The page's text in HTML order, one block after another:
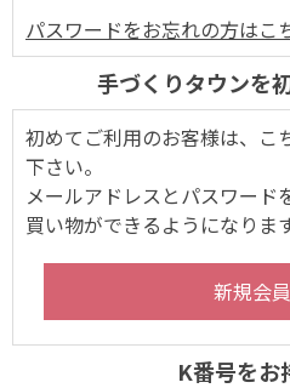
パスワードをお忘れの方はこ
手づくりタウンを
初めてご利用のお客様は、こ
下さい。
メールアドレスとパスワード
買い物ができるようになります
K番号をお